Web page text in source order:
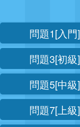
問題1[入門]
問題3[初級]
問題5[中級]
問題7[上級]